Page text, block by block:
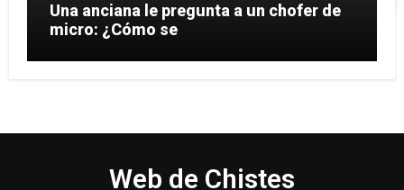
Una anciana le pregunta a un chofer de
micro: ¿Cómo se
Web de Chistes